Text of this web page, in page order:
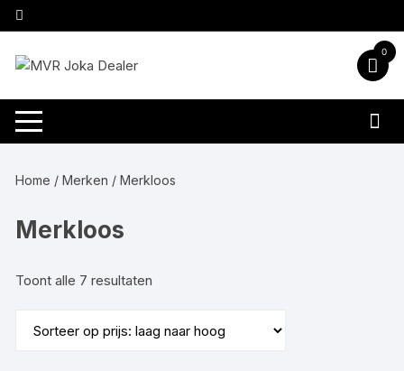
naar
inhoud
0
Home / Merken / Merkloos
Merkloos
Toont alle 7 resultaten
laag